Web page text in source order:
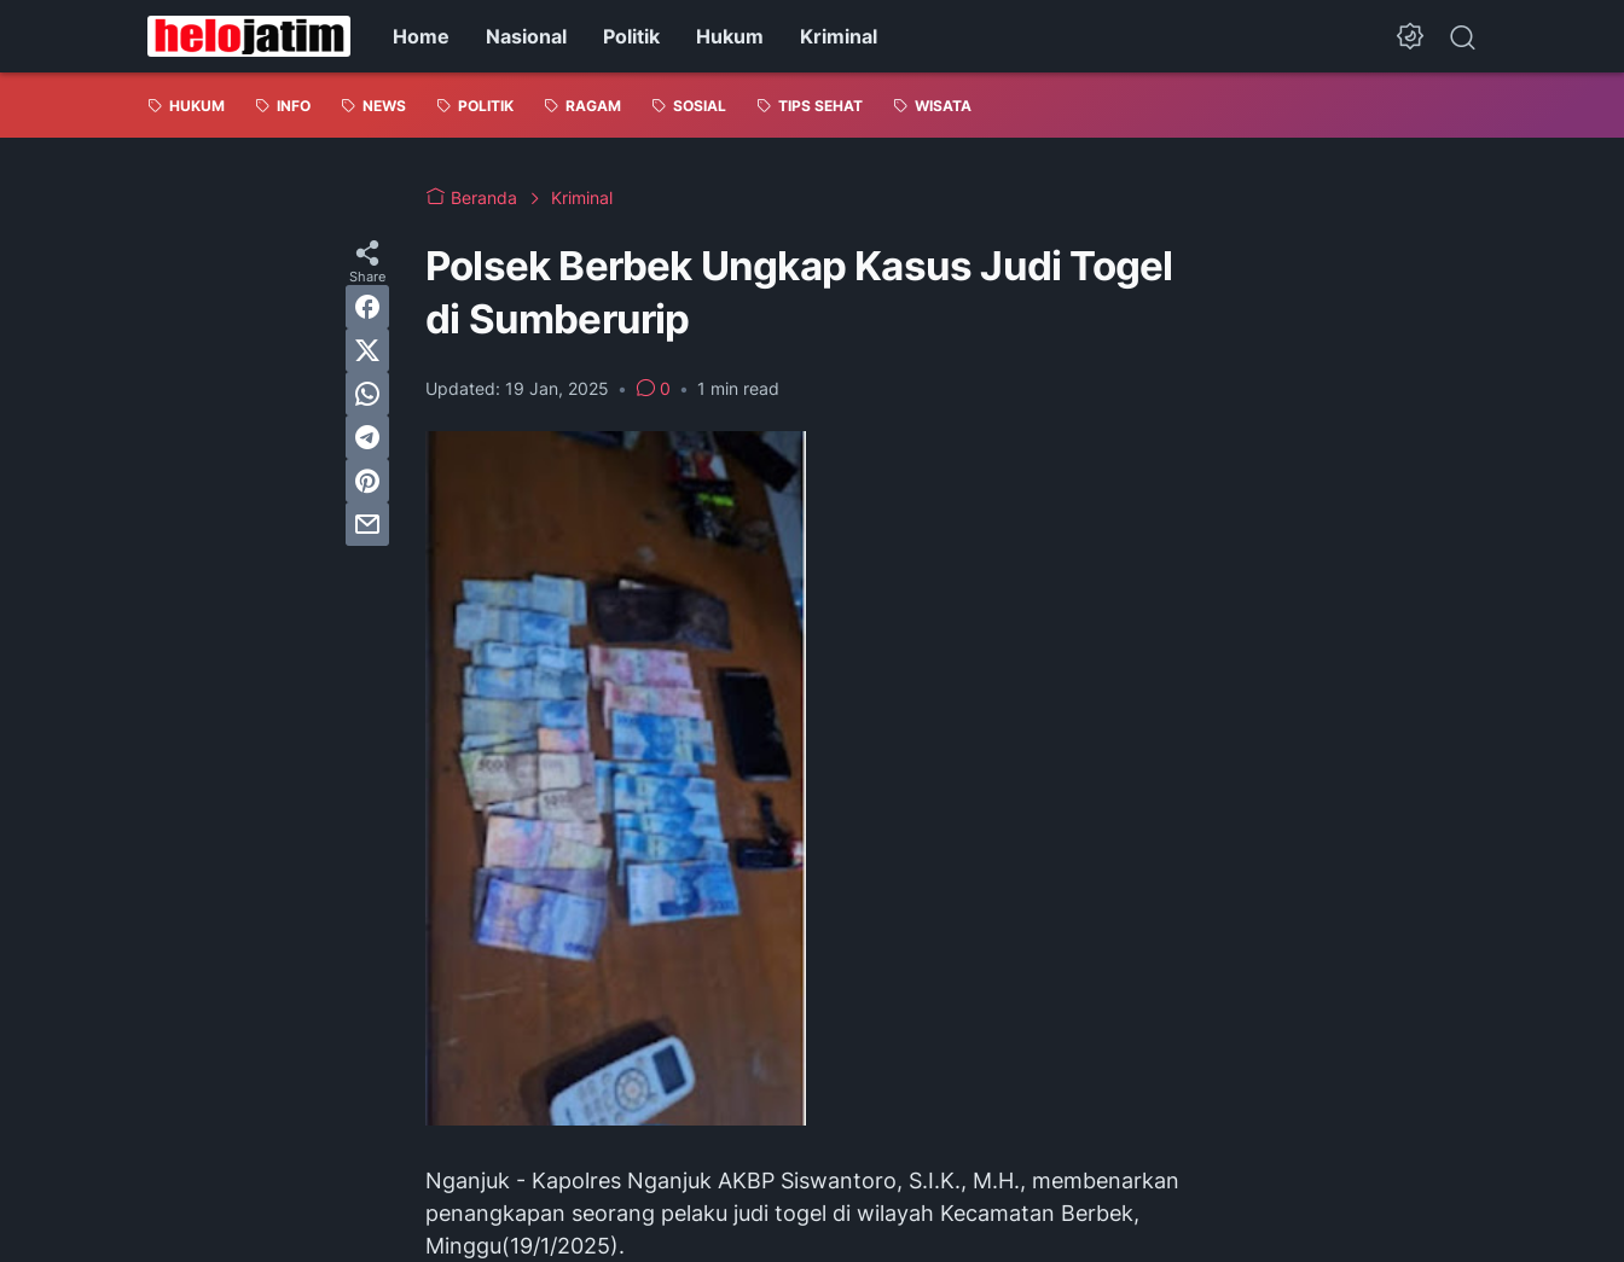
Home Nasional Politik Hukum Kriminal
HUKUM INFO NEWS POLITIK RAGAM SOSIAL TIPS SEHAT WISATA
Beranda Kriminal
Polsek Berbek Ungkap Kasus Judi Togel
di Sumberurip
Updated: 19 Jan, 2025 • 0 • 1 min read
Nganjuk - Kapolres Nganjuk AKBP Siswantoro, S.I.K., M.H., membenarkan
penangkapan seorang pelaku judi togel di wilayah Kecamatan Berbek,
Minggu(19/1/2025).